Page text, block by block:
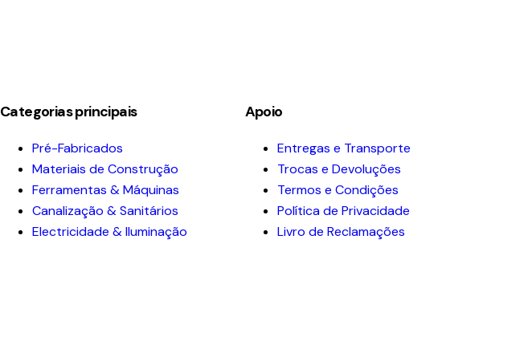
Categorias principais
Pré-Fabricados
Materiais de Construção
Ferramentas & Máquinas
Canalização & Sanitários
Electricidade & Iluminação
Apoio
Entregas e Transporte
Trocas e Devoluções
Termos e Condições
Política de Privacidade
Livro de Reclamações